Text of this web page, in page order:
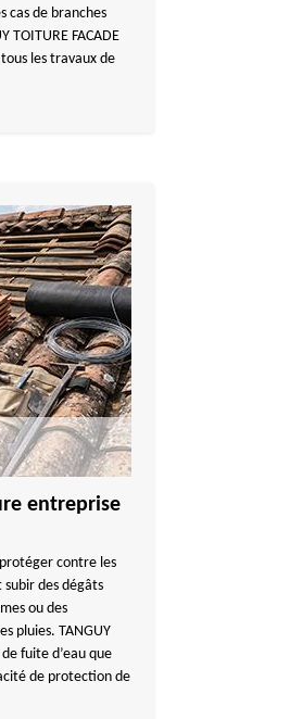
cas de branches
TOITURE FACADE
les travaux de
entreprise
contre les
des dégâts
ou des
pluies. TANGUY
fuite d’eau que
de protection de